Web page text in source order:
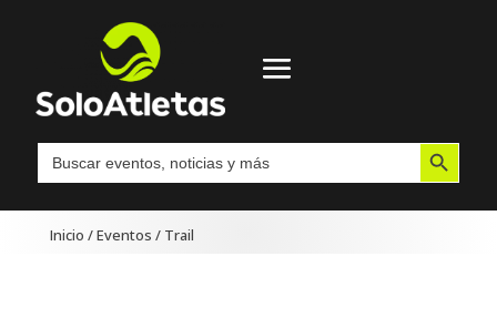
Buscar: Botón de búsqueda
Inicio /Eventos / Trail